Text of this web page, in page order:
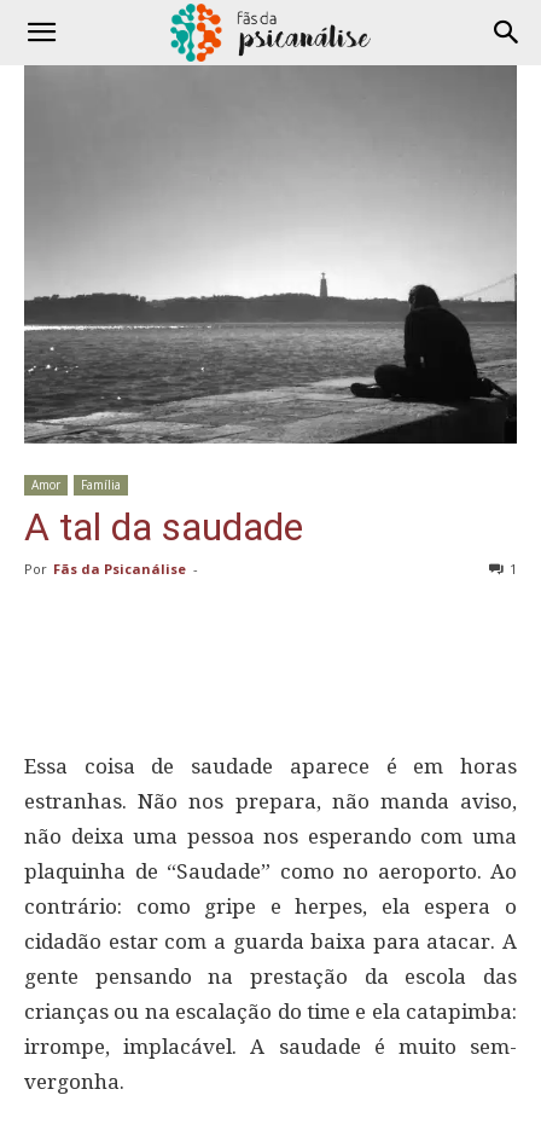
Amor Família
A tal da saudade
Por Fãs da Psicanálise - 1
Essa coisa de saudade aparece é em horas
estranhas. Não nos prepara, não manda aviso,
não deixa uma pessoa nos esperando com uma
plaquinha de “Saudade” como no aeroporto. Ao
contrário: como gripe e herpes, ela espera o
cidadão estar com a guarda baixa para atacar. A
gente pensando na prestação da escola das
crianças ou na escalação do time e ela catapimba:
irrompe, implacável. A saudade é muito sem-
vergonha.